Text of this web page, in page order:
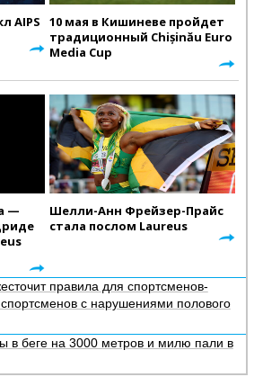
AIPS
10 мая в Кишиневе пройдет
традиционный Chișinău Euro
Media Cup
—
Шелли-Анн Фрейзер-Прайс
стала послом Laureus
правила для спортсменов-
с нарушениями полового
в беге на 3000 метров и милю пали в